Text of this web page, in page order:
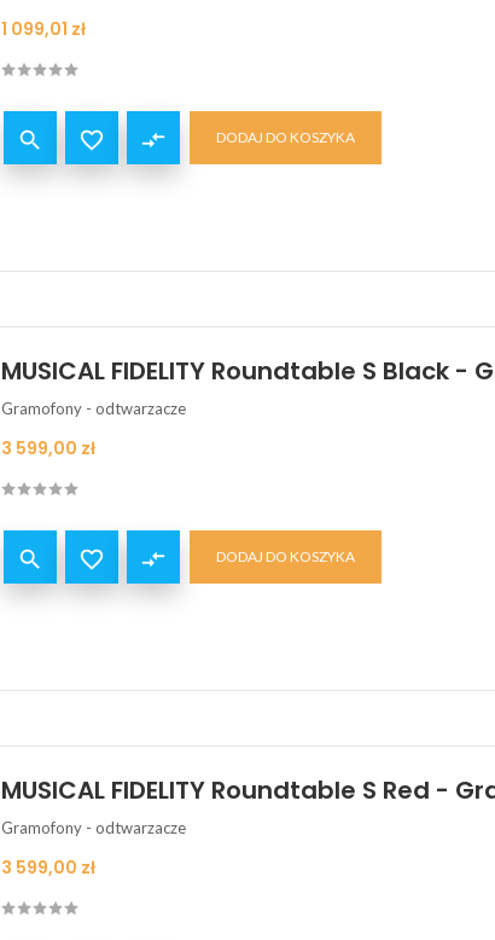
Cena
1 099,01 zł
  compare_arrows DODAJ DO KOSZYKA
MUSICAL FIDELITY Roundtable S Black -
Gramofony - odtwarzacze
Cena
3 599,00 zł
  compare_arrows DODAJ DO KOSZYKA
MUSICAL FIDELITY Roundtable S Red -
Gramofony - odtwarzacze
Cena
3 599,00 zł